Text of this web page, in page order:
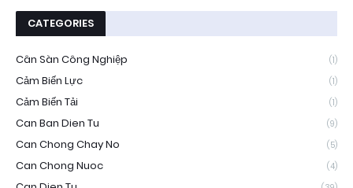
CATEGORIES
Cân Sàn Công Nghiệp (1)
Cảm Biến Lực (1)
Cảm Biến Tải (1)
Can Ban Dien Tu (9)
Can Chong Chay No (5)
Can Chong Nuoc (4)